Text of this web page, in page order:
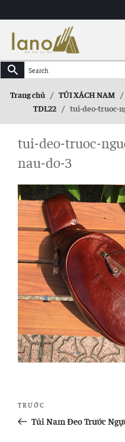
Trang chủ / TÚI XÁCH NAM /
TDL22 / tui-deo-truoc-
tui-deo-truoc-
nau-do-3
Điều
hướng
Bài
cũ
TRƯỚC
Túi Nam Đeo Trước